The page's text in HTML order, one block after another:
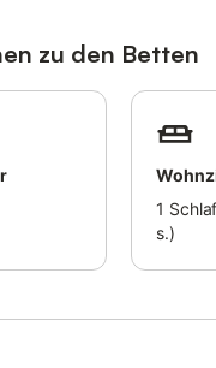
und der Sandstrand
oder 53 Autominuten
Haustieren ist auf
erlaubt.
dem Grundstück
auch für private
zu den Betten
1
s.)